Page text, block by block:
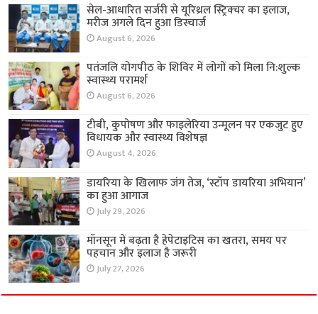
सेल-आधारित सर्जरी से यूरिथ्रल स्ट्रिक्चर का इलाज,
मरीज अगले दिन हुआ डिस्चार्ज
August 6, 2026
पतंजलि योगपीठ के शिविर में लोगों को मिला नि:शुल्क
स्वास्थ्य परामर्श
August 6, 2026
टीबी, कुपोषण और फाइलेरिया उन्मूलन पर एकजुट हुए
विधायक और स्वास्थ्य विशेषज्ञ
August 4, 2026
डायरिया के खिलाफ जंग तेज, ‘स्टॉप डायरिया अभियान’
का हुआ आगाज
July 29, 2026
मॉनसून में बढ़ता है हेपेटाइटिस का खतरा, समय पर
पहचान और इलाज है जरूरी
July 27, 2026